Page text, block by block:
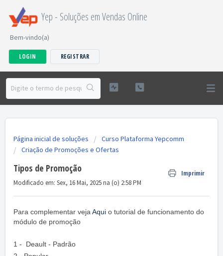
Yep - Soluções em Vendas Online
Bem-vindo(a)
LOGIN REGISTRAR
Página inicial de soluções
Curso Plataforma Yepcomm
Criação de Promoções e Ofertas
Tipos de Promoção Imprimir
Modificado em: Sex, 16 Mai, 2025 na (o) 2:58 PM
Para complementar vejaAqui o tutorial de funcionamento do
módulo de promoção
1 - Deault - Padrão